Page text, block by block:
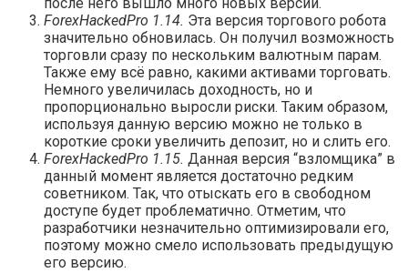
ForexHackedPro 1.14. Эта версия торгового робота
значительно обновилась. Он получил возможность
торговли сразу по нескольким валютным парам.
Также ему всё равно, какими активами торговать.
Немного увеличилась доходность, но и
пропорционально выросли риски. Таким образом,
используя данную версию можно не только в
короткие сроки увеличить депозит, но и слить его.
ForexHackedPro 1.15. Данная версия “взломщика” в
данный момент является достаточно редким
советником. Так, что отыскать его в свободном
доступе будет проблематично. Отметим, что
разработчики незначительно оптимизировали его,
поэтому можно смело использовать предыдущую
его версию.